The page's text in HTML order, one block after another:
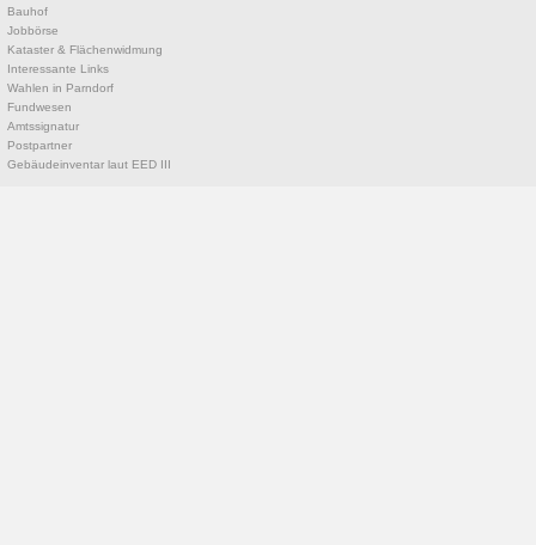
Bauhof
Jobbörse
Kataster & Flächenwidmung
Interessante Links
Wahlen in Parndorf
Fundwesen
Amtssignatur
Postpartner
Gebäudeinventar laut EED III